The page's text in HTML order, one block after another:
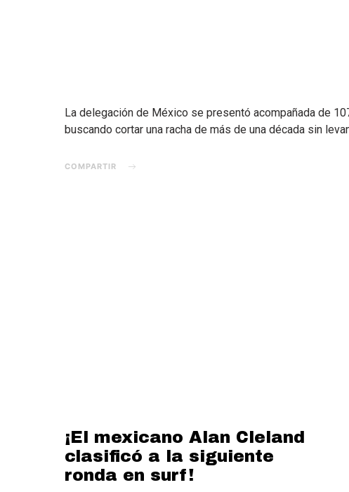
La delegación de México se presentó acompañada de
buscando cortar una racha de más de una década sin
COMPARTIR
¡El mexicano Alan Cleland
clasificó a la siguiente
ronda en surf!